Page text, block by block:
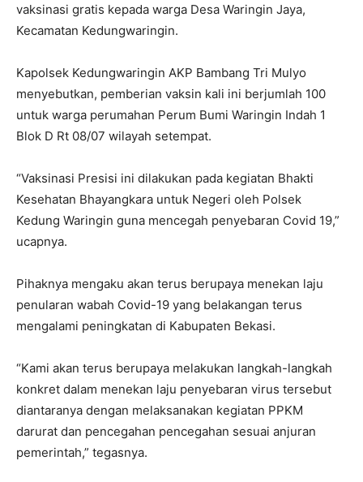
vaksinasi gratis kepada warga Desa Waringin Jaya,
Kecamatan Kedungwaringin.
Kapolsek Kedungwaringin AKP Bambang Tri Mulyo
menyebutkan, pemberian vaksin kali ini berjumlah 100
untuk warga perumahan Perum Bumi Waringin Indah 1
Blok D Rt 08/07 wilayah setempat.
“Vaksinasi Presisi ini dilakukan pada kegiatan Bhakti
Kesehatan Bhayangkara untuk Negeri oleh Polsek
Kedung Waringin guna mencegah penyebaran Covid 19,”
ucapnya.
Pihaknya mengaku akan terus berupaya menekan laju
penularan wabah Covid-19 yang belakangan terus
mengalami peningkatan di Kabupaten Bekasi.
“Kami akan terus berupaya melakukan langkah-langkah
konkret dalam menekan laju penyebaran virus tersebut
diantaranya dengan melaksanakan kegiatan PPKM
darurat dan pencegahan pencegahan sesuai anjuran
pemerintah,” tegasnya.